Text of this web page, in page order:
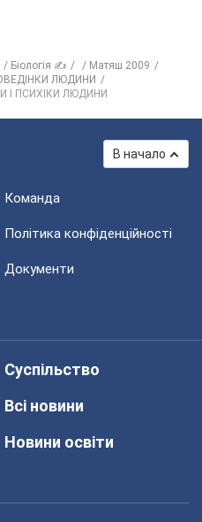
Біологія ✍
Матяш 2009
ЛЮДИНИ
І ПСИХІКИ ЛЮДИНИ
В начало
Команда
Політика конфіденційності
Документи
Суспільство
Всі новини
Новини освіти